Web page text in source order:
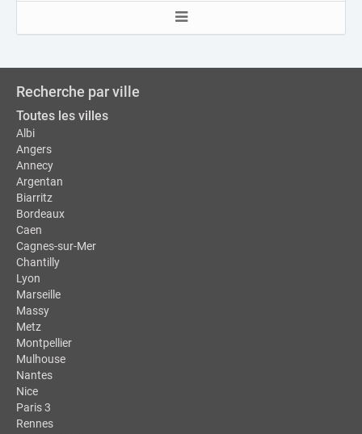
Recherche par ville
Toutes les villes
Albi
Angers
Annecy
Argentan
Biarritz
Bordeaux
Caen
Cagnes-sur-Mer
Chantilly
Lyon
Marseille
Massy
Metz
Montpellier
Mulhouse
Nantes
Nice
Paris 3
Rennes